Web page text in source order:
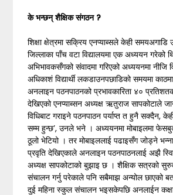
के भन्छन् शैक्षिक संगठन ?
शिक्षा क्षेत्रमा सक्रिय एनप्याब्सले केही समयअगाडि
जिल्लाका पाँच वटा विद्यालयमा एक अध्ययन गरेको
अभिभावकसँगको संवादमा गरिएको अध्ययनमा नीजि
अधिकाशं विद्यार्थी लकडाउनपछाडिको समयमा
अनलाइन पठनपाठनको प्रभावकारिता ४० प्रतिशतको
देखिएको एनप्याब्सन अध्यक्ष ऋतुराज सापकोटाले
विधिबाट गराइने पठनपाठन पर्याप्त त हुनै सक्दैन,
सम्म हुन्छ’, उनले भने । अध्ययनमा मोबाइलमा
ठूलो भेटियो । तर मोबाइललाई पढाइसँग जोड्ने
प्रवृति देखिएकाले अनलाइन पठनपाठनलाई अझै
अध्यक्ष सापकोटाको बुझाइ छ । शैक्षिक सत्रको
संचालन गर्नु परेकाले पनि सबैमाझ अन्योल छाएको
दुई महिना स्कुल संचालन भइसकेपछि अनलाईन